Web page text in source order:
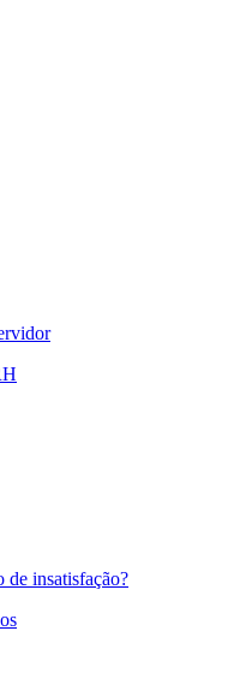
de insatisfação?